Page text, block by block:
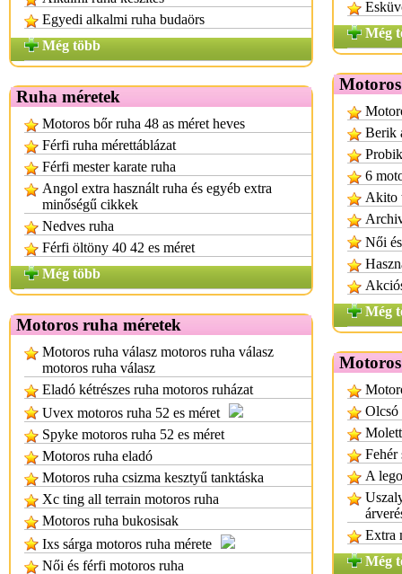
Egyedi alkalmi ruha budaörs
Még több
Ruha méretek
Motoros bőr ruha 48 as méret heves
Férfi ruha mérettáblázat
Férfi mester karate ruha
Angol extra használt ruha és egyéb extra
minőségű cikkek
Nedves ruha
Férfi öltöny 40 42 es méret
Még több
Motoros ruha méretek
Motoros ruha válasz motoros ruha válasz
motoros ruha válasz
Eladó kétrészes ruha motoros ruházat
Uvex motoros ruha 52 es méret
Spyke motoros ruha 52 es méret
Motoros ruha eladó
Motoros ruha csizma kesztyű tanktáska
Xc ting all terrain motoros ruha
Motoros ruha bukosisak
Ixs sárga motoros ruha mérete
Női és férfi motoros ruha
Még
Berik
6
Akito
Női
Még
Olcsó
Fehér
A
Extra
Még